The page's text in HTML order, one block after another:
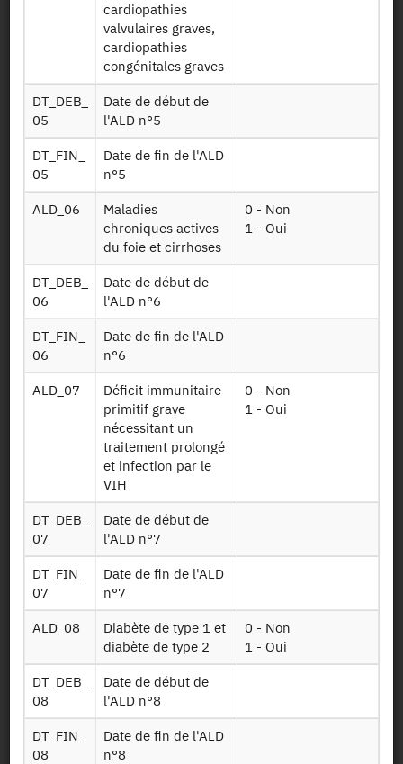
Table sur les
actes facturés
par les
professionnels
de la santé
Soins ville
Table sur les
consultations
l'hôpital:
médecine
générale et de
Medicaments
pha detail
Table sur les
médicaments
délivrés en ville
Table sur les
médicaments
délivrés pendant
les séjours à
l'hôpital en
Disp med f
dm2300
Table sur les
dispositifs
médicaux: les
orthèses et
externes
Disp med f
dm3170
Table sur les
dispositifs
médicaux: DMI,
implants et
greffons
cardiopathies
valvulaires graves,
cardiopathies
congénitales graves
DT_DEB_
05
Date de début de
l'ALD n°5
DT_FIN_
05
Date de fin de l'ALD
n°5
ALD_06
Maladies
chroniques actives
du foie et cirrhoses
0 - Non
1 - Oui
DT_DEB_
06
Date de début de
l'ALD n°6
DT_FIN_
06
Date de fin de l'ALD
n°6
ALD_07
Déficit immunitaire
primitif grave
nécessitant un
traitement prolongé
et infection par le
VIH
0 - Non
1 - Oui
DT_DEB_
07
Date de début de
l'ALD n°7
DT_FIN_
07
Date de fin de l'ALD
n°7
ALD_08
Diabète de type 1 et
diabète de type 2
0 - Non
1 - Oui
DT_DEB_
08
Date de début de
l'ALD n°8
DT_FIN_
08
Date de fin de l'ALD
n°8